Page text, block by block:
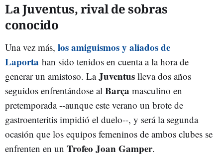
La Juventus, rival de sobras
conocido
Una vez más, los amiguismos y aliados de
Laporta han sido tenidos en cuenta a la hora de
generar un amistoso. LaJuventus lleva dos años
seguidos enfrentándose al Barça masculino en
pretemporada --aunque este verano un brote de
gastroenteritis impidió el duelo--, y será la segunda
ocasión que los equipos femeninos de ambos clubes se
enfrenten en un Trofeo Joan Gamper.